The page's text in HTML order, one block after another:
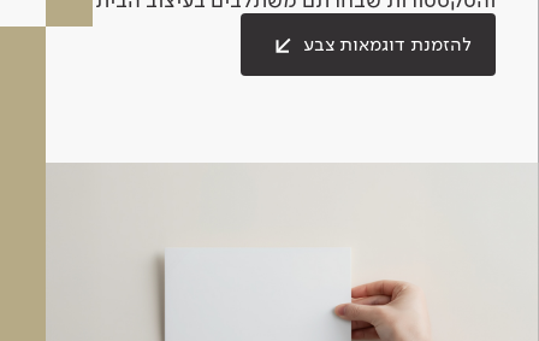
להזמנת דוגמאות צבע